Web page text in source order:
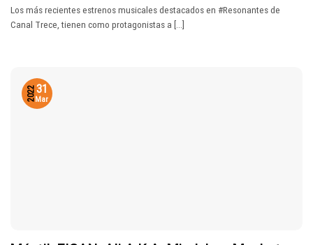
Los más recientes estrenos musicales destacados en #Resonantes de
Canal Trece, tienen como protagonistas a [...]
31
Mar
2022